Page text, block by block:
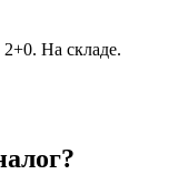
На складе.